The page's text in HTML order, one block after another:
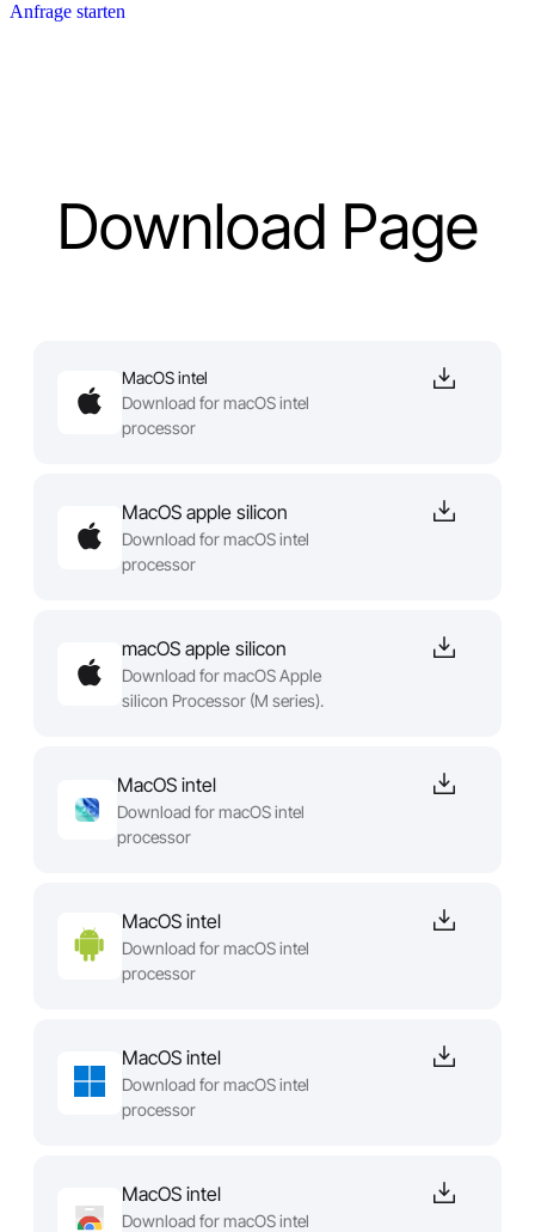
Anfrage starten
Download Page
MacOS intel
Download for macOS intel
processor
MacOS apple silicon
Download for macOS intel
processor
macOS apple silicon
Download for macOS Apple
silicon Processor (M series).
MacOS intel
Download for macOS intel
processor
MacOS intel
Download for macOS intel
processor
MacOS intel
Download for macOS intel
processor
MacOS intel
Download for macOS intel